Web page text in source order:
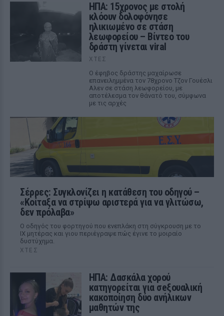
ΗΠΑ: 15χρονος με στολή
κλόουν δολοφόνησε
ηλικιωμένο σε στάση
λεωφορείου – Βίντεο του
δράστη γίνεται viral
ΧΤΕΣ
Ο έφηβος δράστης μαχαίρωσε
επανειλημμένα τον 78χρονο Τζον Γουέσλι
Αλεν σε στάση λεωφορείου, με
αποτέλεσμα τον θάνατό του, σύμφωνα
με τις αρχές
Σέρρες: Συγκλονίζει η κατάθεση του οδηγού –
«Κοίταξα να στρίψω αριστερά για να γλιτώσω,
δεν πρόλαβα»
Ο οδηγός του φορτηγού που ενεπλάκη στη σύγκρουση με το
ΙΧ μητέρας και γιου περιέγραψε πώς έγινε το μοιραίο
δυστύχημα.
ΧΤΕΣ
ΗΠΑ: Δασκάλα χορού
κατηγορείται για σeξουαλική
κακοποίηση δύο ανήλικων
μαθητών της